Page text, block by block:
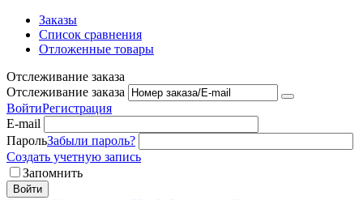
Заказы
Список сравнения
Отложенные товары
Отслеживание заказа
Отслеживание заказа
ВойтиРегистрация
E-mail
ПарольЗабыли пароль?
Создать учетную запись
Запомнить
Войти